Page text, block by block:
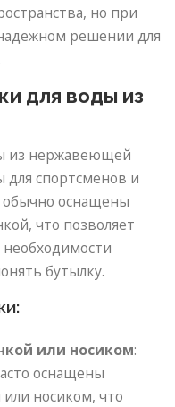
но при
решении для
для воды из
из нержавеющей
для спортсменов и
оснащены
что позволяет
необходимости
бутылку.
или носиком:
оснащены
носиком, что